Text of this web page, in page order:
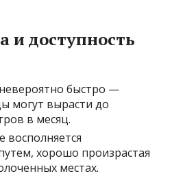
и доступность
быстро —
могут вырасти до
в месяц.
восполняется
хорошо произрастая
местах.